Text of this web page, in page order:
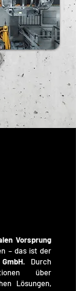
Vorsprung
– das ist der
. Durch
über
Lösungen,